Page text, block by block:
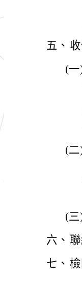
五、
(一
(二
(三
六、
七、